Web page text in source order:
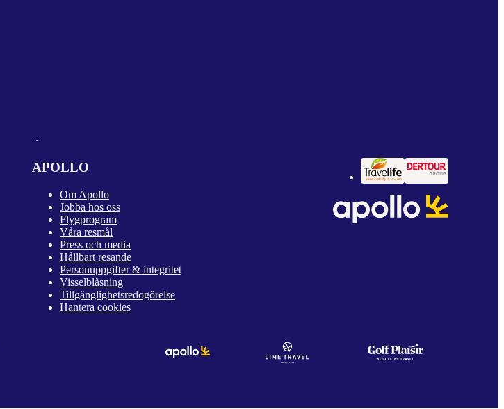
APOLLO
Om Apollo
Jobba hos oss
Flygprogram
Våra resmål
Press och media
Hållbart resande
Personuppgifter & integritet
Visselblåsning
Tillgänglighetsredogörelse
Hantera cookies